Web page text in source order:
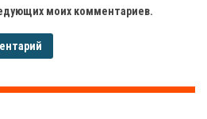
моих комментариев.